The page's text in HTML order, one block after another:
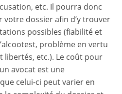
etc. Il pourra donc
dossier afin d’y trouver
possibles (fiabilité et
problème en vertu
libertés, etc.). Le coût pour
avocat est une
celui-ci peut varier en